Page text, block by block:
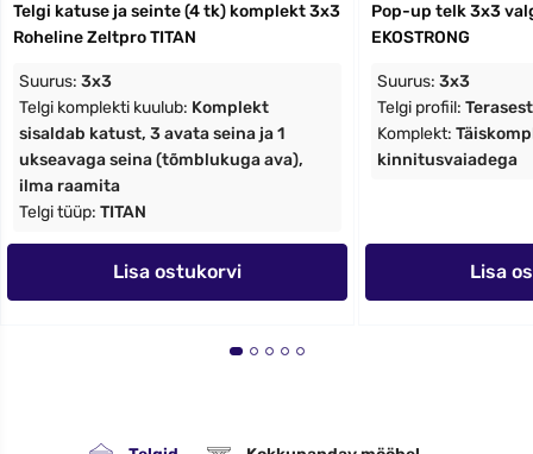
Telgi katuse ja seinte (4 tk) komplekt 3x3
Roheline Zeltpro TITAN
Suurus: 3x3
Telgi komplekti kuulub: Komplekt
sisaldab katust, 3 avata seina ja 1
ukseavaga seina (tõmblukuga ava),
ilma raamita
Telgi tüüp: TITAN
Lisa ostukorvi
Pop-up telk 3x3
EKOSTRONG
Suurus: 3x3
Telgi profiil:
Komplekt:
kinnitusvaiadega
Lisa